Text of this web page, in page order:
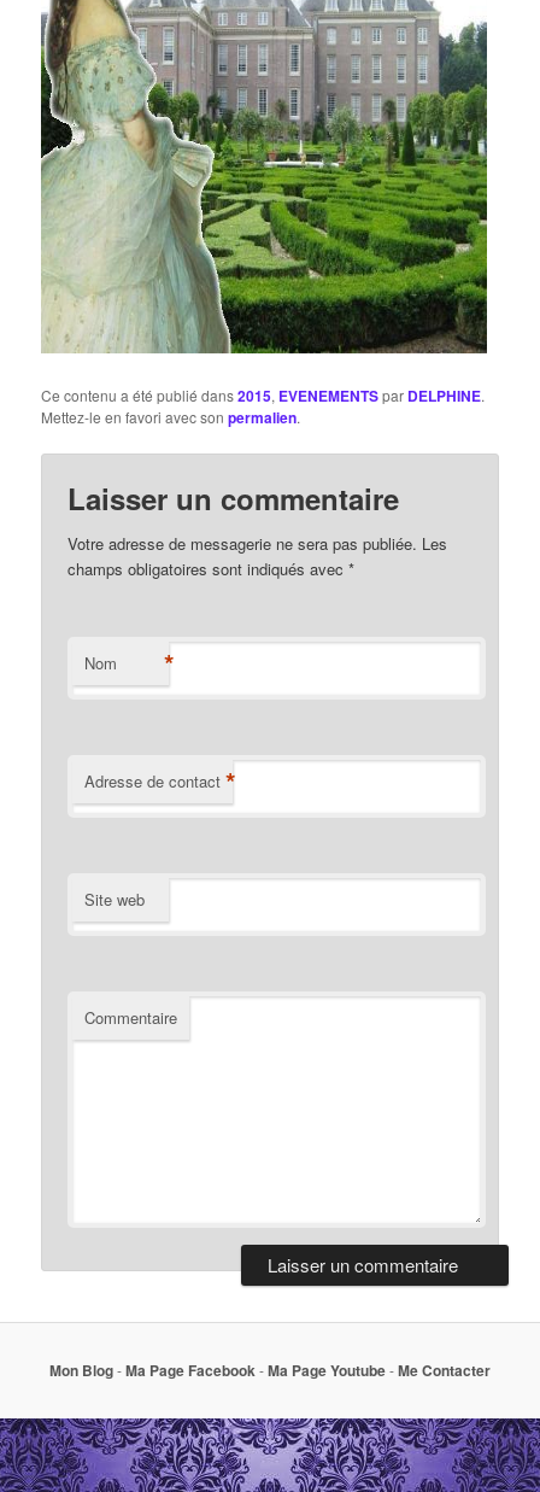
Ce contenu a été publié dans2015, EVENEMENTSpar DELPHINE.
Mettez-le en favori avec sonpermalien.
Laisser un commentaire
Votre adresse de messagerie ne sera pas publiée. Les
champs obligatoires sont indiqués avec*
Nom *
Adresse de contact *
Site web
Commentaire
Mon Blog-Ma Page Facebook-Ma Page Youtube-Me Contacter